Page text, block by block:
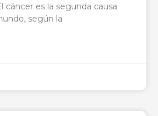
cáncer es la segunda causa
según la